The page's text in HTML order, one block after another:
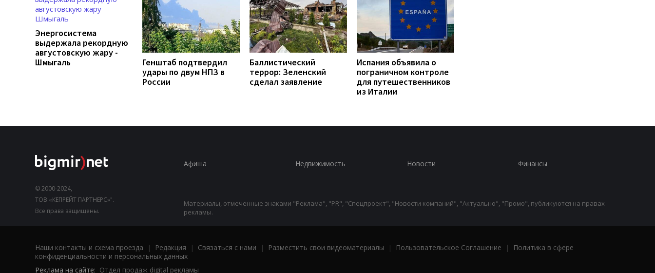
Энергосистема
выдержала рекордную
августовскую жару -
Шмыгаль
Генштаб подтвердил
удары по двум НПЗ в
России
Баллистический
террор: Зеленский
сделал заявление
Испания объявила о
пограничном контроле
для путешественников
из Италии
© 2000-2024,
ТОВ «КЕПРЕЙТ ПАРТНЕРС»".
Все права защищены.
Афиша Недвижимость Новости Финансы
Материалы, отмеченные знаками "Реклама", "PR", "Спецпроект", "Новости компаний", "Актуально", "Промо", публикуются на правах
рекламы.
Наши контакты и схема проезда | Редакция | Связаться с нами | Разместить свои видеоматериалы | Пользовательское Соглашение |
Политика в сфере
конфиденциальности и персональных данных
Реклама на сайте: Отдел продаж digital рекламы